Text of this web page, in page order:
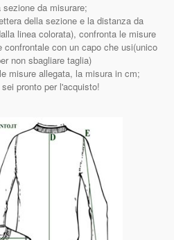
da misurare;
della sezione e la distanza da
linea colorata), confronta le misure
confrontale con un capo che usi(unico
non sbagliare taglia)
misure allegata, la misura in cm;
pronto per l'acquisto!